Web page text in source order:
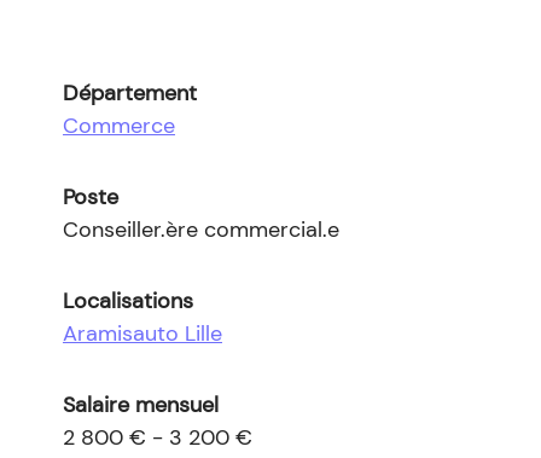
Département
Commerce
Poste
Conseiller.ère commercial.e
Localisations
Aramisauto Lille
Salaire mensuel
2 800 € - 3 200 €